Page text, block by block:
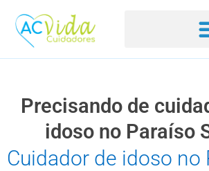
Precisando de
idoso no Paraíso
Cuidador de idoso no